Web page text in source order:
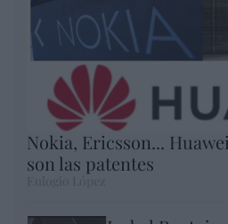
Nokia, Ericsson...
son las patentes